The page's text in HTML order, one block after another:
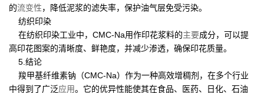
的流变性，降低泥浆的滤失率，保护油气层免受污染。
纺织印染
在纺织印染工业中，CMC-Na用作印花浆料的主要成分，可以提
高印花图案的清晰度、鲜艳度，并减少渗透，确保印花质量。
5.结论
羧甲基纤维素钠（CMC-Na）作为一种高效增稠剂，在多个行业
中得到了广泛应用。它的优异性能使其在食品、医药、日化、石油